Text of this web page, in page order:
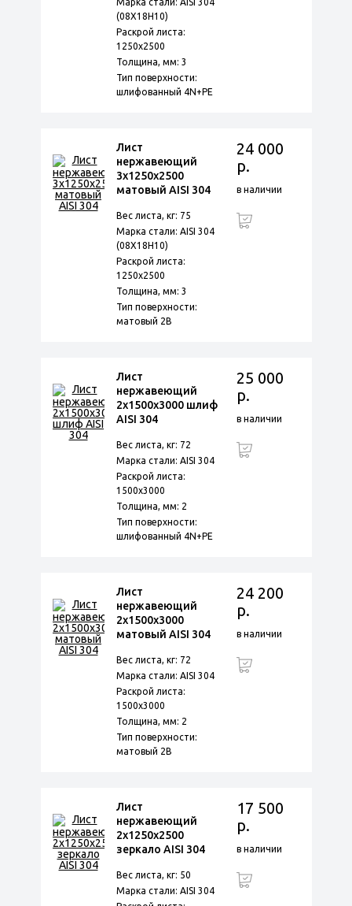
(08Х18Н10)
Раскрой листа:
1250х2500
Толщина, мм: 3
Тип поверхности:
шлифованный 4N+PE
Лист
нержавеющий
3х1250х2500
матовый AISI 304
Вес листа, кг: 75
Марка стали: AISI 304
(08Х18Н10)
Раскрой листа:
1250х2500
Толщина, мм: 3
Тип поверхности:
матовый 2B
24 000
р.
в наличии
Лист
нержавеющий
2х1500х3000 шлиф
AISI 304
Вес листа, кг: 72
Марка стали: AISI 304
Раскрой листа:
1500х3000
Толщина, мм: 2
Тип поверхности:
шлифованный 4N+PE
25 000
р.
в наличии
Лист
нержавеющий
2х1500х3000
матовый AISI 304
Вес листа, кг: 72
Марка стали: AISI 304
Раскрой листа:
1500х3000
Толщина, мм: 2
Тип поверхности:
матовый 2B
24 200
р.
в наличии
Лист
нержавеющий
2х1250х2500
зеркало AISI 304
Вес листа, кг: 50
Марка стали: AISI 304
17 500
р.
в наличии